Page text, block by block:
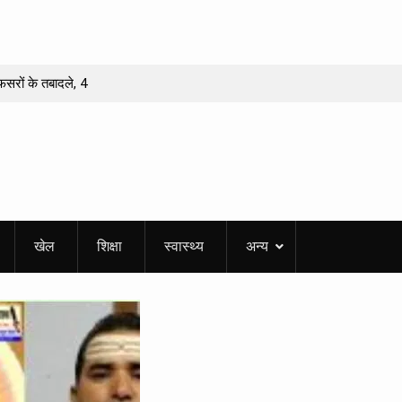
के तबादले, 4
को मिलेगा
तीलू रौतेली
खेल शिक्षा स्वास्थ्य अन्य